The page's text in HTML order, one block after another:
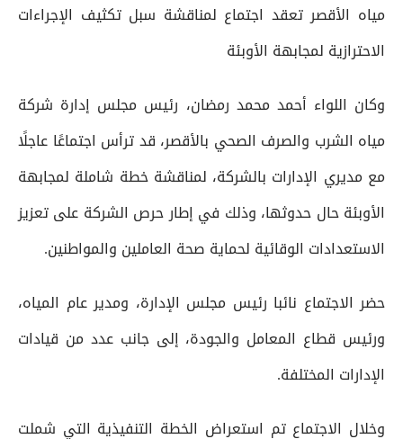
مياه الأقصر تعقد اجتماع لمناقشة سبل تكثيف الإجراءات
الاحترازية لمجابهة الأوبئة
وكان اللواء أحمد محمد رمضان، رئيس مجلس إدارة شركة
مياه الشرب والصرف الصحي بالأقصر، قد ترأس اجتماعًا عاجلًا
مع مديري الإدارات بالشركة، لمناقشة خطة شاملة لمجابهة
الأوبئة حال حدوثها، وذلك في إطار حرص الشركة على تعزيز
الاستعدادات الوقائية لحماية صحة العاملين والمواطنين.
حضر الاجتماع نائبا رئيس مجلس الإدارة، ومدير عام المياه،
ورئيس قطاع المعامل والجودة، إلى جانب عدد من قيادات
الإدارات المختلفة.
وخلال الاجتماع تم استعراض الخطة التنفيذية التي شملت